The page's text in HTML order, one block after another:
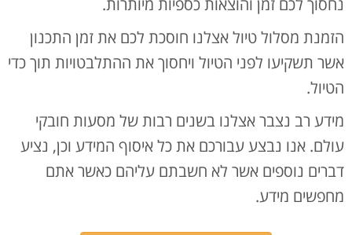
הזמנת מסלול טיול אצלנו חוסכת לכם את זמן התכנון
אשר תשקיעו לפני הטיול ויחסוך את ההתלבטויות תוך כדי
הטיול.
מידע רב נצבר אצלנו בשנים רבות של מסעות חובקי
עולם. אנו נבצע עבורכם את כל איסוף המידע וכן, נציע
דברים נוספים אשר לא חשבתם עליהם כאשר אתם
מחפשים מידע.